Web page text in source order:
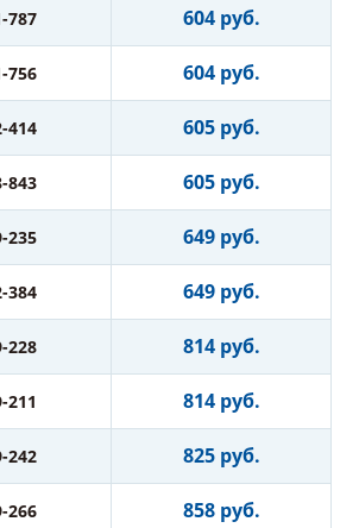
787 604 руб.
756 604 руб.
414 605 руб.
843 605 руб.
235 649 руб.
384 649 руб.
228 814 руб.
211 814 руб.
242 825 руб.
266 858 руб.